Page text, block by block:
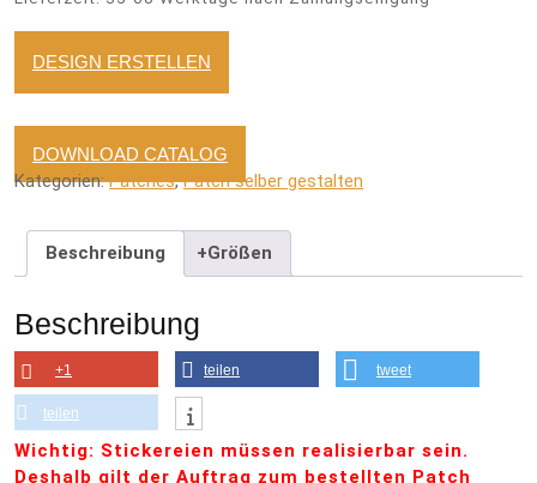
DESIGN ERSTELLEN
DOWNLOAD CATALOG
Kategorien:Patches,Patch selber gestalten
Beschreibung +Größen
Beschreibung
+1 teilen tweet
teilen
Wichtig: Stickereien müssen realisierbar sein.
Deshalb gilt der Auftrag zum bestellten Patch